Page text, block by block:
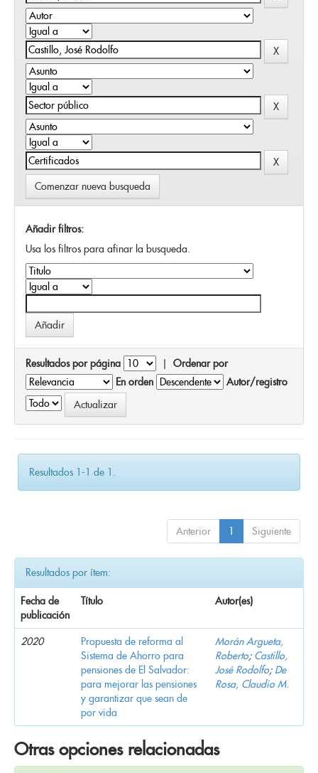
Comenzar nueva busqueda
Añadir filtros:
Usa los filtros para afinar la busqueda.
Resultados por página | Ordenar por
En orden
Autor/registro
Resultados 1-1 de 1.
Anterior 1 Siguiente
Resultados por ítem:
Fecha de
publicación
Título Autor(es)
2020
Propuesta de reforma al
Sistema de Ahorro para
pensiones de El Salvador:
para mejorar las pensiones
y garantizar que sean de
por vida
Morán Argueta,
Roberto; Castillo,
José Rodolfo; De
Rosa, Claudio M.
Otras opciones relacionadas